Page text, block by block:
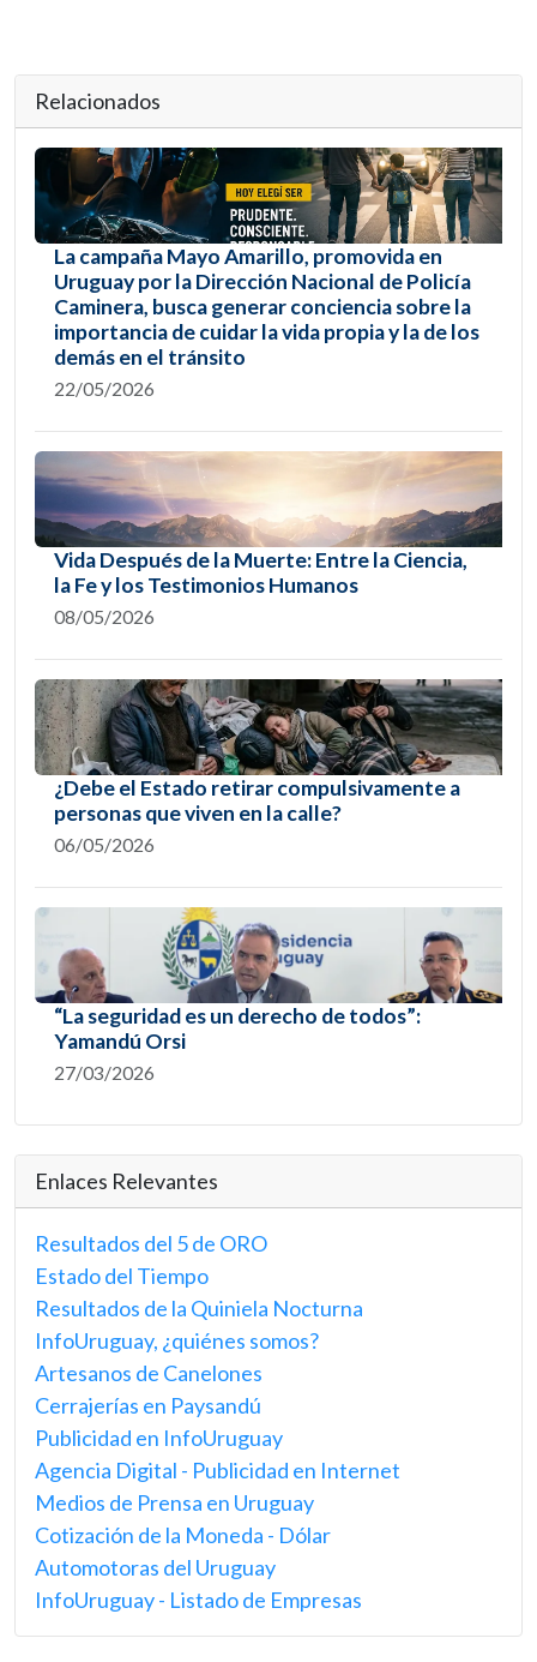
Relacionados
La campaña Mayo Amarillo, promovida en
Uruguay por la Dirección Nacional de Policía
Caminera, busca generar conciencia sobre la
importancia de cuidar la vida propia y la de los
demás en el tránsito
22/05/2026
Vida Después de la Muerte: Entre la Ciencia,
la Fe y los Testimonios Humanos
08/05/2026
¿Debe el Estado retirar compulsivamente a
personas que viven en la calle?
06/05/2026
“La seguridad es un derecho de todos”:
Yamandú Orsi
27/03/2026
Enlaces Relevantes
Resultados del 5 de ORO
Estado del Tiempo
Resultados de la Quiniela Nocturna
InfoUruguay, ¿quiénes somos?
Artesanos de Canelones
Cerrajerías en Paysandú
Publicidad en InfoUruguay
Agencia Digital - Publicidad en Internet
Medios de Prensa en Uruguay
Cotización de la Moneda - Dólar
Automotoras del Uruguay
InfoUruguay - Listado de Empresas